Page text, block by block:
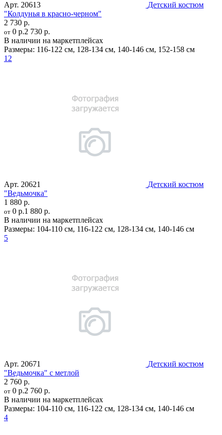
Арт. 20613
Детский костюм
"Колдунья в красно-черном"
2 730 р.
от 0 р.2 730 р.
В наличии на маркетплейсах
Размеры: 116-122 см, 128-134 см, 140-146 см, 152-158 см
12
Арт. 20621
Детский костюм
"Ведьмочка"
1 880 р.
от 0 р.1 880 р.
В наличии на маркетплейсах
Размеры: 104-110 см, 116-122 см, 128-134 см, 140-146 см
5
Арт. 20671
Детский костюм
"Ведьмочка" с метлой
2 760 р.
от 0 р.2 760 р.
В наличии на маркетплейсах
Размеры: 104-110 см, 116-122 см, 128-134 см, 140-146 см
4